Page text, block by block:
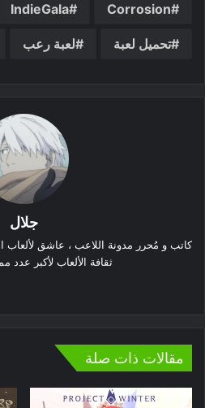
Corrosion
IndieGala
تحميل لعبة لعبة رعب
جلال
كاتب و مُحرر مدونة اللاعب ، عاشق لألعاب
ثقافة الألعاب لأكبر
مقالات ذات صلة